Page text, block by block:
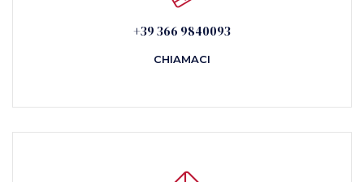
+39 366 9840093
CHIAMACI